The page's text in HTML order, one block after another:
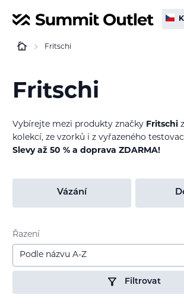
Fritschi
Fritschi
Vybírejte mezi produkty značky Fritschi
kolekcí, ze vzorků i z vyřazeného
Slevy až 50 % a doprava ZDARMA!
Vázání
Řazení
Podle názvu A-Z
Filtrovat